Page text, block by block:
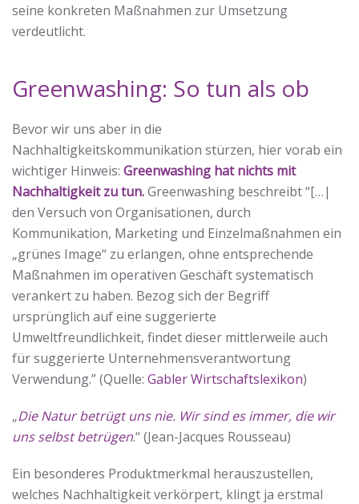
seine konkreten Maßnahmen zur Umsetzung
verdeutlicht.
Greenwashing: So tun als ob
Bevor wir uns aber in die
Nachhaltigkeitskommunikation stürzen, hier vorab ein
wichtiger Hinweis: Greenwashing hat nichts mit
Nachhaltigkeit zu tun.Greenwashing beschreibt “[…|
den Versuch von Organisationen, durch
Kommunikation, Marketing und Einzelmaßnahmen ein
„grünes Image“ zu erlangen, ohne entsprechende
Maßnahmen im operativen Geschäft systematisch
verankert zu haben. Bezog sich der Begriff
ursprünglich auf eine suggerierte
Umweltfreundlichkeit, findet dieser mittlerweile auch
für suggerierte Unternehmensverantwortung
Verwendung.” (Quelle: Gabler Wirtschaftslexikon)
„Die Natur betrügt uns nie. Wir sind es immer, die wir
uns selbst betrügen.“ (Jean-Jacques Rousseau)
Ein besonderes Produktmerkmal herauszustellen,
welches Nachhaltigkeit verkörpert, klingt ja erstmal